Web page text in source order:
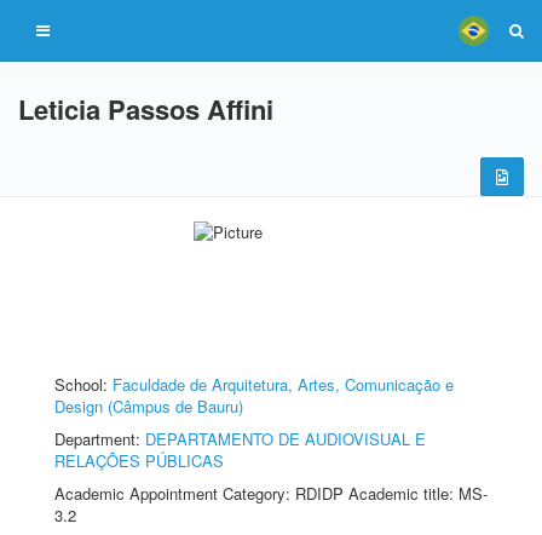
Leticia Passos Affini
School: Faculdade de Arquitetura, Artes, Comunicação e
Design (Câmpus de Bauru)
Department: DEPARTAMENTO DE AUDIOVISUAL E
RELAÇÕES PÚBLICAS
Academic Appointment Category: RDIDP Academic title: MS-
3.2